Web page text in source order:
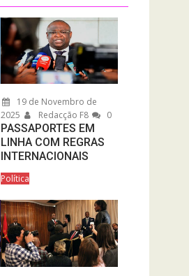
19 de Novembro de
2025
Redacção F8 0
PASSAPORTES EM
LINHA COM REGRAS
INTERNACIONAIS
Política